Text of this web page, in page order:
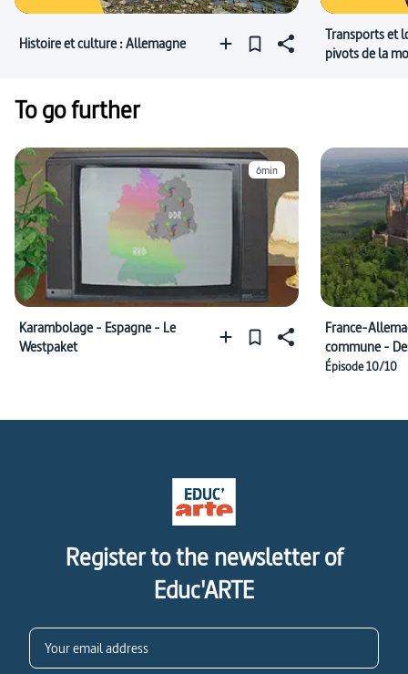
Histoire et culture : Allemagne
Transports et
pivots de la
To go further
6min
Karambolage - Espagne - Le
Westpaket
France-
commune -
guerres et paix
Épisode 10/10
Register to the newsletter of
Educ'ARTE